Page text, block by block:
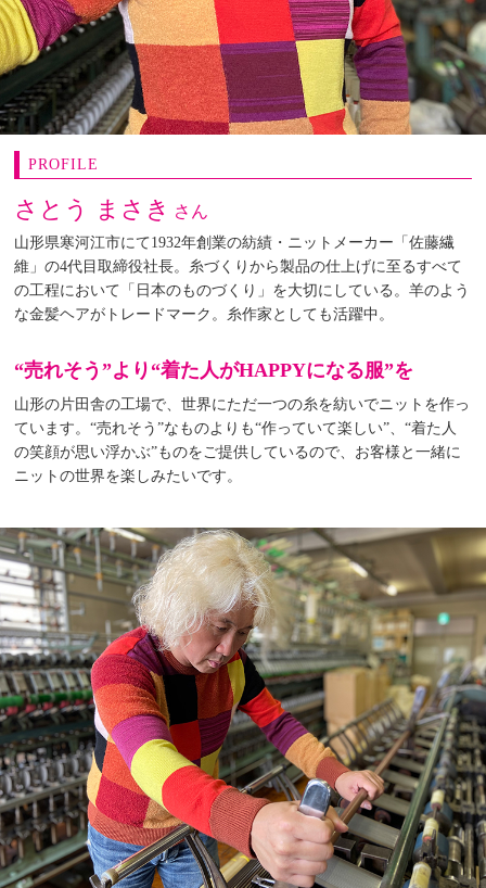
PROFILE
さとう まさき さん
山形県寒河江市にて1932年創業の紡績・ニットメーカー「佐藤繊
維」の4代目取締役社長。糸づくりから製品の仕上げに至るすべて
の工程において「日本のものづくり」を大切にしている。羊のよう
な金髪ヘアがトレードマーク。糸作家としても活躍中。
“売れそう”より“着た人がHAPPYになる服”を
山形の片田舎の工場で、世界にただ一つの糸を紡いでニットを作っ
ています。“売れそう”なものよりも“作っていて楽しい”、“着た人
の笑顔が思い浮かぶ”ものをご提供しているので、お客様と一緒に
ニットの世界を楽しみたいです。